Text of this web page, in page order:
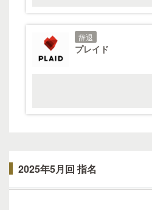
辞退
プレイド
2025年5月回 指名